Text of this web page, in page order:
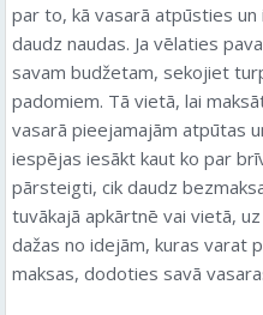
par to, kā vasarā atpūsties
daudz naudas. Ja vēlaties
savam budžetam, sekojiet
padomiem. Tā vietā, lai
vasarā pieejamajām atpūtas
iespējas iesākt kaut ko par
pārsteigti, cik daudz
tuvākajā apkārtnē vai vietā,
dažas no idejām, kuras varat
maksas, dodoties savā